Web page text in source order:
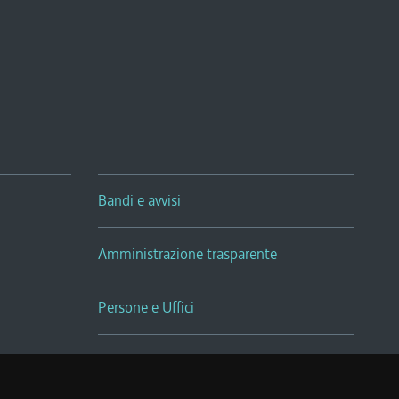
Bandi e avvisi
Amministrazione trasparente
Persone e Uffici
Sala Tiziano Tessitori